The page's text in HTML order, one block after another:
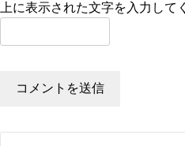
上に表示された文字を入力して